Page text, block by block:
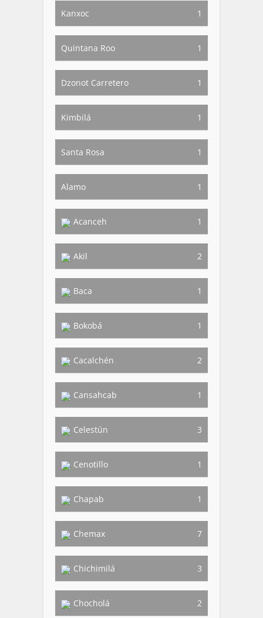
Kanxoc 1
Quintana Roo 1
Dzonot Carretero 1
Kimbilá 1
Santa Rosa 1
Alamo 1
Acanceh 1
Akil 2
Baca 1
Bokobá 1
Cacalchén 2
Cansahcab 1
Celestún 3
Cenotillo 1
Chapab 1
Chemax 7
Chichimilá 3
Chocholá 2